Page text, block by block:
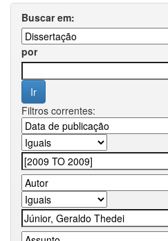
Buscar em:
por
Filtros correntes: